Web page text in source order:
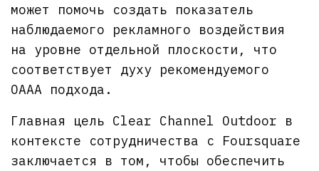
может помочь создать показатель
наблюдаемого рекламного воздействия
на уровне отдельной плоскости, что
соответствует духу рекомендуемого
OAAA подхода.
Главная цель Clear Channel Outdoor в
контексте сотрудничества с Foursquare
заключается в том, чтобы обеспечить